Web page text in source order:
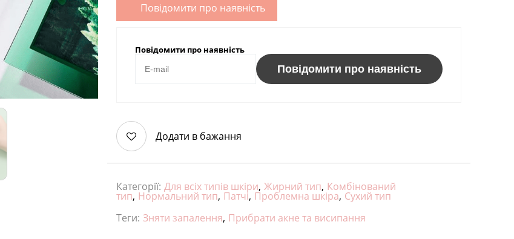
Повідомити про наявність
Повідомити про наявність
Повідомити про наявність
Додати в бажання
Категорії: Для всіх типів шкіри, Жирний тип, Комбінований
тип, Нормальний тип, Патчі, Проблемна шкіра, Сухий тип
Теги: Зняти запалення, Прибрати акне та висипання